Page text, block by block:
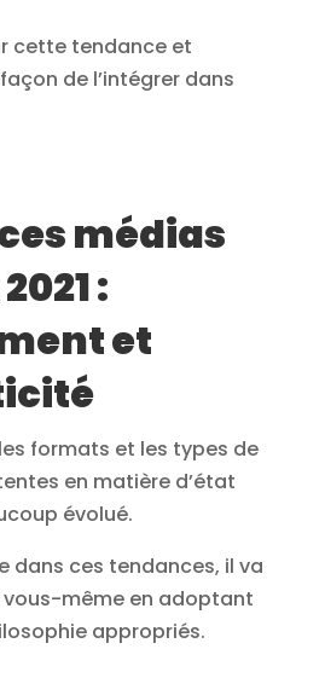
cette tendance et
de l’intégrer dans
médias
:
et
formats et les types de
en matière d’état
évolué.
dans ces tendances, il va
même en adoptant
appropriés.